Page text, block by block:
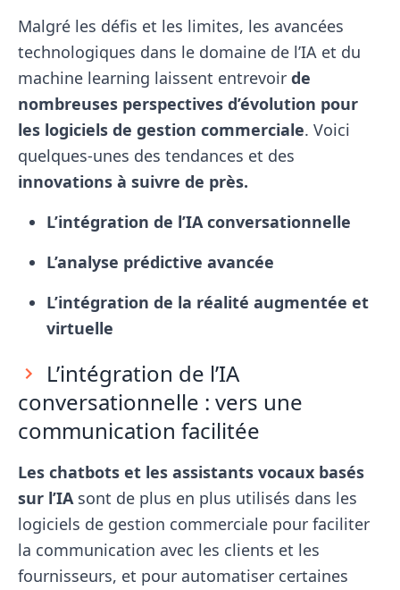
Malgré les défis et les limites, les avancées
technologiques dans le domaine de l’IA et du
machine learning laissent entrevoir de
nombreuses perspectives d’évolution pour
les logiciels de gestion commerciale. Voici
quelques-unes des tendances et des
innovations à suivre de près.
L’intégration de l’IA conversationnelle
L’analyse prédictive avancée
L’intégration de la réalité augmentée et
virtuelle
L’intégration de l’IA
conversationnelle : vers une
communication facilitée
Les chatbots et les assistants vocaux basés
sur l’IAsont de plus en plus utilisés dans les
logiciels de gestion commerciale pour faciliter
la communication avec les clients et les
fournisseurs, et pour automatiser certaines